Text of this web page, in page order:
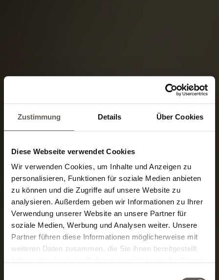
Zustimmung Details Über Cookies
Diese Webseite verwendet Cookies
Wir verwenden Cookies, um Inhalte und Anzeigen zu
personalisieren, Funktionen für soziale Medien anbieten
zu können und die Zugriffe auf unsere Website zu
analysieren. Außerdem geben wir Informationen zu Ihrer
Verwendung unserer Website an unsere Partner für
soziale Medien, Werbung und Analysen weiter. Unsere
Partner führen diese Informationen möglicherweise mit
weiteren Daten zusammen, die Sie ihnen bereitgestellt
Mediterran leicht.